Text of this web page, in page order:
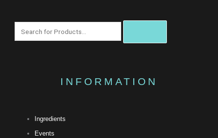
INFORMATION
Ingredients
Events